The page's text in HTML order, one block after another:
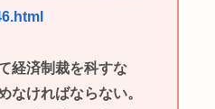
経済制裁を科すな
なければならない。